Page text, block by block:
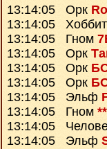
13:14:05 Орк
13:14:05 Хоббит
13:14:05 Гном
13:14:05 Орк
13:14:05 Орк
13:14:05 Орк
13:14:05 Эльф
13:14:05 Гном
13:14:05
13:14:05 Эльф